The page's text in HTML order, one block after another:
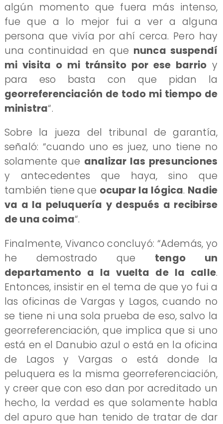
algún momento que fuera más intenso,
fue que a lo mejor fui a ver a alguna
persona que vivía por ahí cerca. Pero hay
una continuidad en que nunca suspendí
mi visita o mi tránsito por ese barrio y
para eso basta con que pidan la
georreferenciación de todo mi tiempo de
ministra“.
Sobre la jueza del tribunal de garantía,
señaló: “cuando uno es juez, uno tiene no
solamente que analizar las presunciones
y antecedentes que haya, sino que
también tiene que ocupar la lógica. Nadie
va a la peluquería y después a recibirse
de una coima“.
Finalmente, Vivanco concluyó: “Además, yo
he demostrado que tengo un
departamento a la vuelta de la calle.
Entonces, insistir en el tema de que yo fui a
las oficinas de Vargas y Lagos, cuando no
se tiene ni una sola prueba de eso, salvo la
georreferenciación, que implica que si uno
está en el Danubio azul o está en la oficina
de Lagos y Vargas o está donde la
peluquera es la misma georreferenciación,
y creer que con eso dan por acreditado un
hecho, la verdad es que solamente habla
del apuro que han tenido de tratar de dar